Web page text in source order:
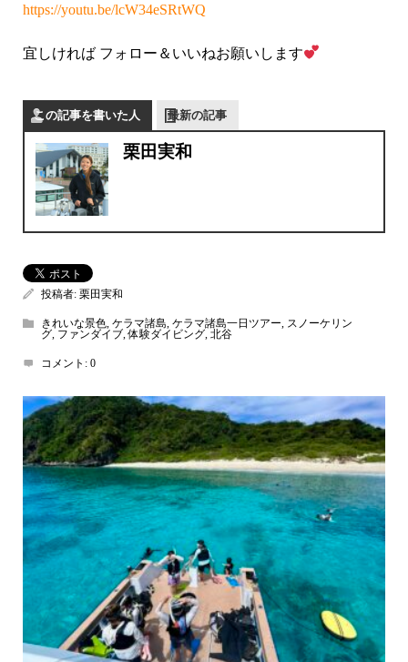
https://youtu.be/lcW34eSRtWQ
宜しければ フォロー＆いいねお願いします
この記事を書いた人 最新の記事
栗田実和
投稿者: 栗田実和
きれいな景色, ケラマ諸島 ケラマ諸島一日ツアー
スノーケリン
グ, ファンダイブ,体験ダイビング, 北谷
コメント: 0